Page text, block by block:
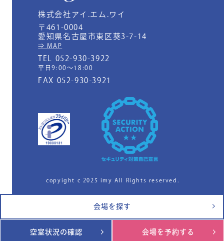
株式会社アイ.エム.ワイ
〒461-0004
愛知県名古屋市東区葵3-7-14
⇒ MAP
TEL 052-930-3922
平日9:00～18:00
FAX 052-930-3921
copyight c 2025 imy All Rights reserved.
会場を探す
空室状況の確認 会場を予約する